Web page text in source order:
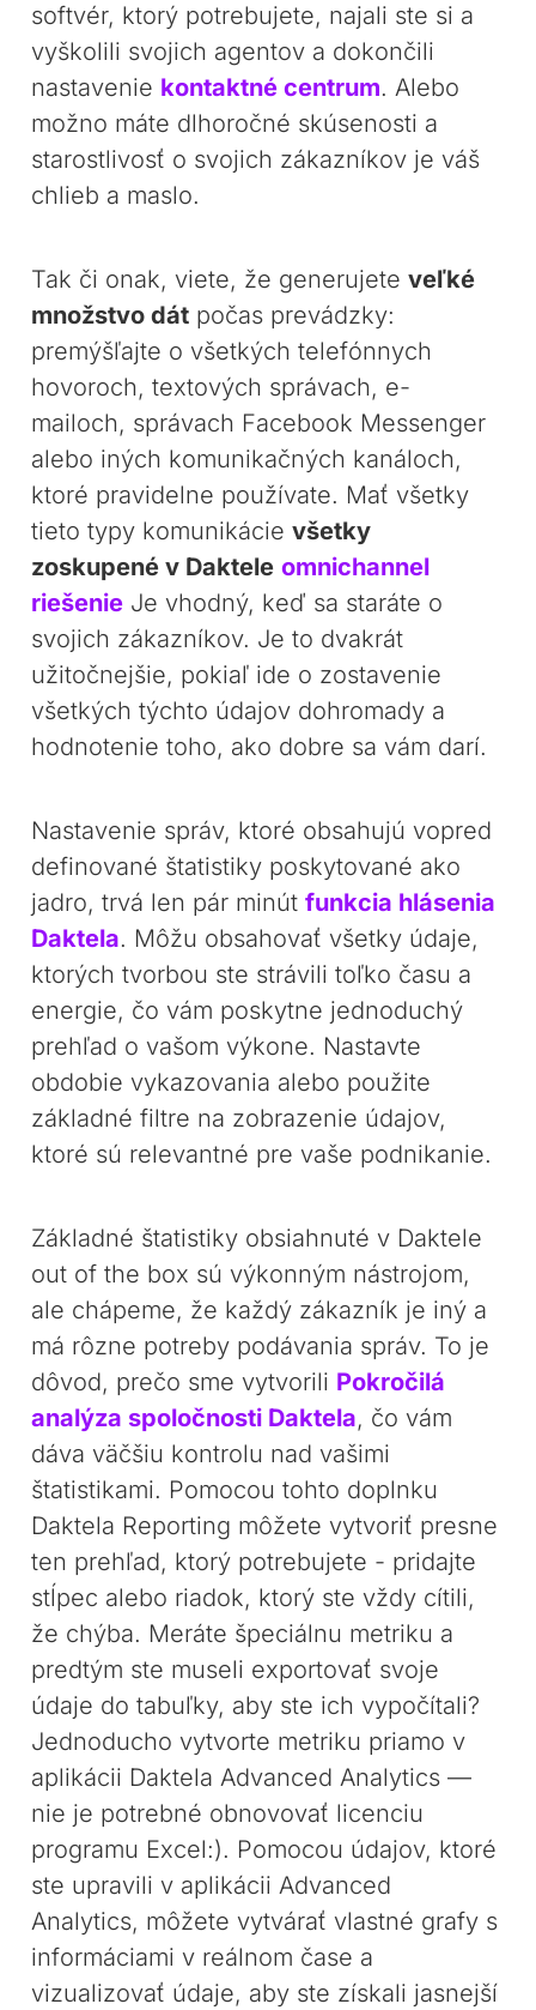
softvér, ktorý potrebujete, najali ste si a
vyškolili svojich agentov a dokončili
nastavenie kontaktné centrum. Alebo
možno máte dlhoročné skúsenosti a
starostlivosť o svojich zákazníkov je váš
chlieb a maslo.
Tak či onak, viete, že generujeteveľké
množstvo dát počas prevádzky:
premýšľajte o všetkých telefónnych
hovoroch, textových správach, e-
mailoch, správach Facebook Messenger
alebo iných komunikačných kanáloch,
ktoré pravidelne používate. Mať všetky
tieto typy komunikácievšetky
zoskupené v Daktele omnichannel
riešenie Je vhodný, keď sa staráte o
svojich zákazníkov. Je to dvakrát
užitočnejšie, pokiaľ ide o zostavenie
všetkých týchto údajov dohromady a
hodnotenie toho, ako dobre sa vám darí.
Nastavenie správ, ktoré obsahujú vopred
definované štatistiky poskytované ako
jadro, trvá len pár minútfunkcia hlásenia
Daktela. Môžu obsahovať všetky údaje,
ktorých tvorbou ste strávili toľko času a
energie, čo vám poskytne jednoduchý
prehľad o vašom výkone. Nastavte
obdobie vykazovania alebo použite
základné filtre na zobrazenie údajov,
ktoré sú relevantné pre vaše podnikanie.
Základné štatistiky obsiahnuté v Daktele
out of the box sú výkonným nástrojom,
ale chápeme, že každý zákazník je iný a
má rôzne potreby podávania správ. To je
dôvod, prečo sme vytvorili Pokročilá
analýza spoločnosti Daktela, čo vám
dáva väčšiu kontrolu nad vašimi
štatistikami. Pomocou tohto doplnku
Daktela Reporting môžete vytvoriť presne
ten prehľad, ktorý potrebujete - pridajte
stĺpec alebo riadok, ktorý ste vždy cítili,
že chýba. Meráte špeciálnu metriku a
predtým ste museli exportovať svoje
údaje do tabuľky, aby ste ich vypočítali?
Jednoducho vytvorte metriku priamo v
aplikácii Daktela Advanced Analytics —
nie je potrebné obnovovať licenciu
programu Excel:). Pomocou údajov, ktoré
ste upravili v aplikácii Advanced
Analytics, môžete vytvárať vlastné grafy s
informáciami v reálnom čase a
vizualizovať údaje, aby ste získali jasnejší